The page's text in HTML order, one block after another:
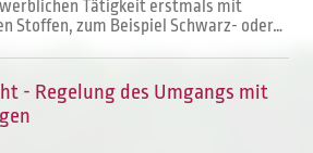
Tätigkeit erstmals mit
Stoffen, zum Beispiel Schwarz- oder…
- Regelung des Umgangs mit